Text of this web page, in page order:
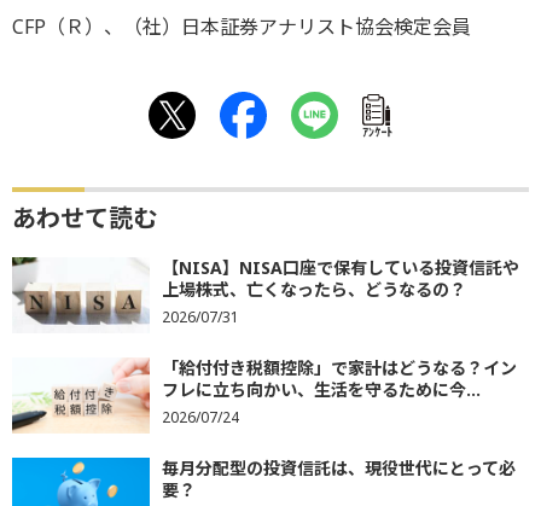
CFP（Ｒ）、（社）日本証券アナリスト協会検定会員
ｱﾝｹｰﾄ
あわせて読む
【NISA】NISA口座で保有している投資信託や
上場株式、亡くなったら、どうなるの？
2026/07/31
「給付付き税額控除」で家計はどうなる？イン
フレに立ち向かい、生活を守るために今...
2026/07/24
毎月分配型の投資信託は、現役世代にとって必
要？